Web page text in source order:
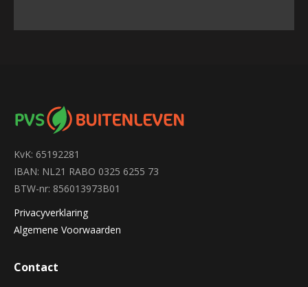
KvK: 65192281
IBAN: NL21 RABO 0325 6255 73
BTW-nr: 856013973B01
Privacyverklaring
Algemene Voorwaarden
Contact